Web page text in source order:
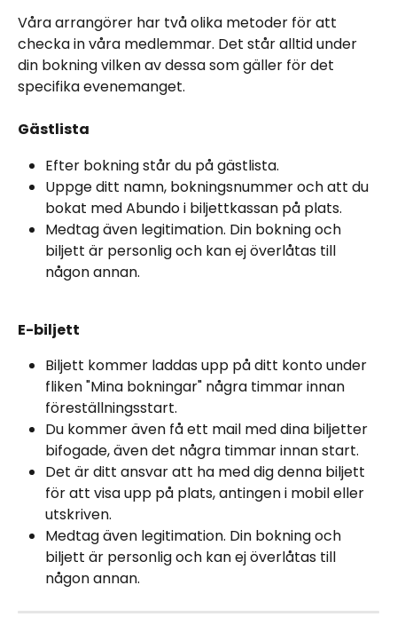
Våra arrangörer har två olika metoder för att
checka in våra medlemmar. Det står alltid under
din bokning vilken av dessa som gäller för det
specifika evenemanget.
Gästlista
Efter bokning står du på gästlista.
Uppge ditt namn, bokningsnummer och att du
bokat med Abundo i biljettkassan på plats.
Medtag även legitimation. Din bokning och
biljett är personlig och kan ej överlåtas till
någon annan.
E-biljett
Biljett kommer laddas upp på ditt konto under
fliken "Mina bokningar" några timmar innan
föreställningsstart.
Du kommer även få ett mail med dina biljetter
bifogade, även det några timmar innan start.
Det är ditt ansvar att ha med dig denna biljett
för att visa upp på plats, antingen i mobil eller
utskriven.
Medtag även legitimation. Din bokning och
biljett är personlig och kan ej överlåtas till
någon annan.